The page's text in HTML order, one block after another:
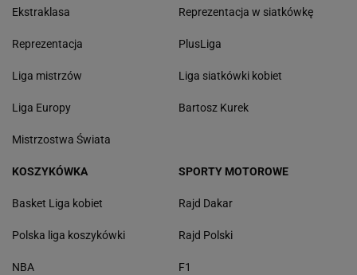
Ekstraklasa
Reprezentacja
Liga mistrzów
Liga Europy
Mistrzostwa Świata
Reprezentacja w siatkówkę
PlusLiga
Liga siatkówki kobiet
Bartosz Kurek
KOSZYKÓWKA
Basket Liga kobiet
Polska liga koszykówki
NBA
SPORTY MOTOROWE
Rajd Dakar
Rajd Polski
F1